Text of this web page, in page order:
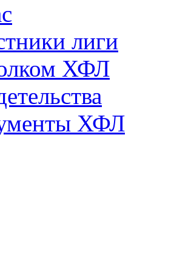
лиги
ХФЛ
ХФЛ